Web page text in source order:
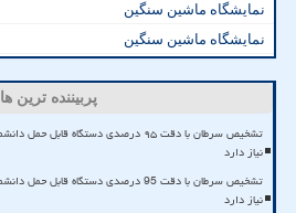
نمایشگاه ماشین سنگین
نمایشگاه ماشین سنگین
پربیننده ترین ها
تشخیص سرطان با دقت ۹۵ درصدی دستگاه
نیاز دارد
تشخیص سرطان با دقت 95 درصدی دستگاه
نیاز دارد